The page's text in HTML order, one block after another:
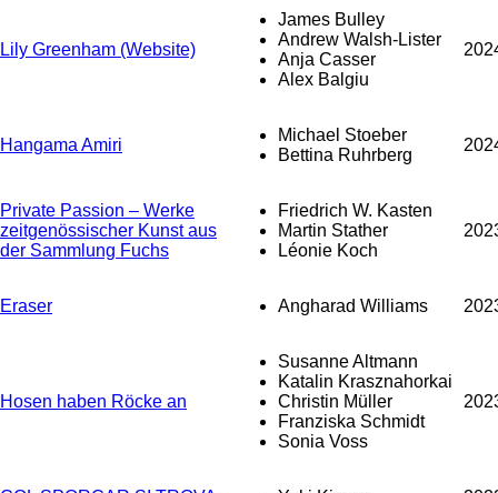
Lily Greenham (Website)
James Bulley
Andrew Walsh-Lister
Anja Casser
Alex Balgiu
Hangama Amiri
Michael Stoeber
Bettina Ruhrberg
Private Passion – Werke
zeitgenössischer Kunst aus
der Sammlung Fuchs
Friedrich W. Kasten
Martin Stather
Léonie Koch
Eraser Angharad Williams
Hosen haben Röcke an
Susanne Altmann
Katalin Krasznahorkai
Christin Müller
Franziska Schmidt
Sonia Voss